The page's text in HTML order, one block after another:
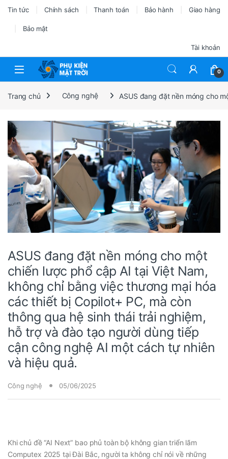
Tin tức Chính sách Thanh toán Bảo hành Giao hàng
Bảo mật
Tài khoản
0
Trang chủ Công nghệ ASUS đang đặt nền móng cho
ASUS đang đặt nền móng cho một
chiến lược phổ cập AI tại Việt Nam,
không chỉ bằng việc thương mại hóa
các thiết bị Copilot+ PC, mà còn
thông qua hệ sinh thái trải nghiệm,
hỗ trợ và đào tạo người dùng tiếp
cận công nghệ AI một cách tự nhiên
và hiệu quả.
Công nghệ 05/06/2025
Khi chủ đề “AI Next” bao phủ toàn bộ không gian triển lãm
Computex 2025 tại Đài Bắc, người ta không chỉ nói về những